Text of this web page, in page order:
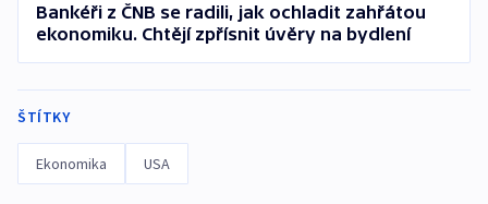
Bankéři z ČNB se radili, jak ochladit zahřátou
ekonomiku. Chtějí zpřísnit úvěry na bydlení
ŠTÍTKY
Ekonomika USA